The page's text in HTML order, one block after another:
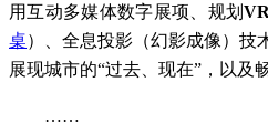
用互动多媒体数字展项、规划
桌）、全息投影（幻影成像）技
展现城市的“过去、现在”，以及
……